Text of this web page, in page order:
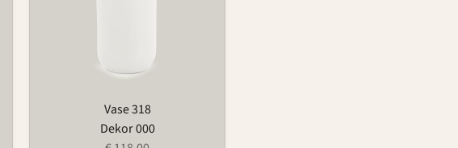
Vase 318
Dekor 000